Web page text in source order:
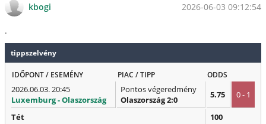
kbogi 2026-06-03 09:12:54
.
tippszelvény
IDŐPONT / ESEMÉNY PIAC / TIPP ODDS
2026.06.03. 20:45
Luxemburg - Olaszország
Pontos végeredmény
Olaszország 2:0
5.75 0 - 1
Tét
100